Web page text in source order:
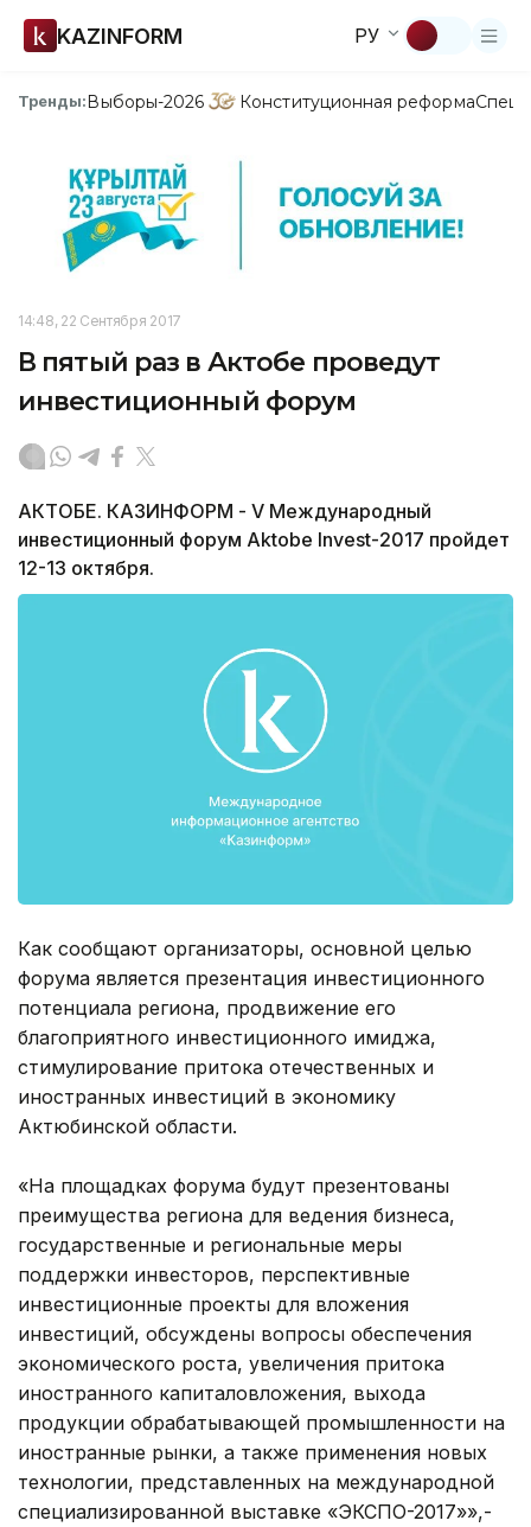
KAZINFORM РУ
Тренды:Выборы-2026 Конституционная реформа
14:48, 22 Сентября 2017
В пятый раз в Актобе проведут
инвестиционный форум
АКТОБЕ. КАЗИНФОРМ - V Международный
инвестиционный форум Aktobe Invest-2017 пройдет
12-13 октября.
Как сообщают организаторы, основной целью
форума является презентация инвестиционного
потенциала региона, продвижение его
благоприятного инвестиционного имиджа,
стимулирование притока отечественных и
иностранных инвестиций в экономику
Актюбинской области.
«На площадках форума будут презентованы
преимущества региона для ведения бизнеса,
государственные и региональные меры
поддержки инвесторов, перспективные
инвестиционные проекты для вложения
инвестиций, обсуждены вопросы обеспечения
экономического роста, увеличения притока
иностранного капиталовложения, выхода
продукции обрабатывающей промышленности на
иностранные рынки, а также применения новых
технологии, представленных на международной
специализированной выставке «ЭКСПО-2017»»,-